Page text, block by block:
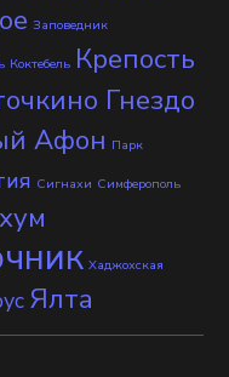
Заповедник
Коктебель Крепость
Гнездо
Афон Парк
Сигнахи Симферополь
Хаджохская
Ялта